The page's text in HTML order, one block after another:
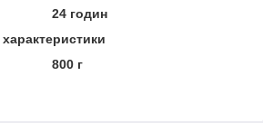
24 годин
800 г